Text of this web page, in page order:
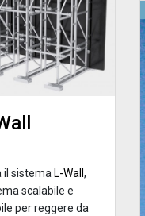
il sistema L-Wall ,
scalabile e
per reggere da